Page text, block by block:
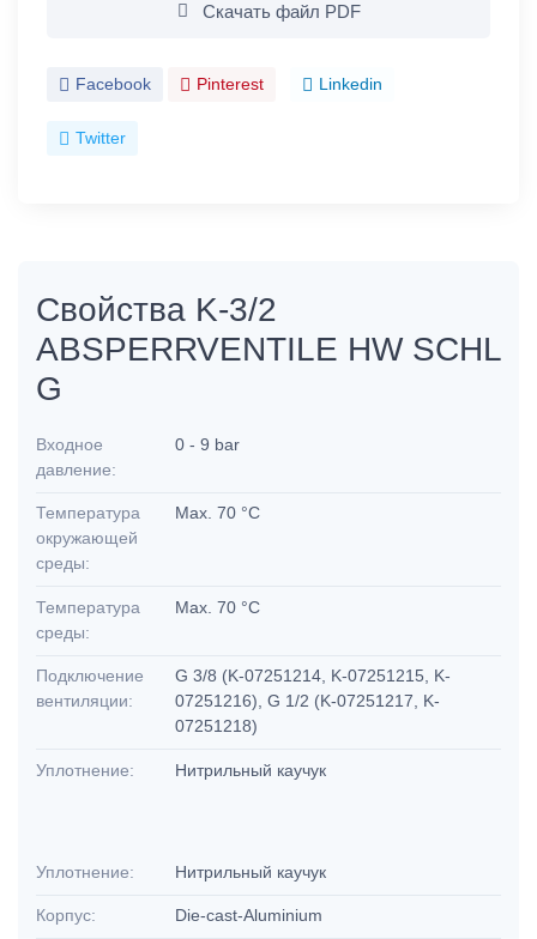
Скачать файл PDF
Facebook Pinterest Linkedin
Twitter
Свойства K-3/2
ABSPERRVENTILE HW SCHL
G
Входное
давление:
0 - 9 bar
Температура
окружающей
среды:
Max. 70 °C
Температура
среды:
Max. 70 °C
Подключение
вентиляции:
G 3/8 (K-07251214, K-07251215, K-
07251216), G 1/2 (K-07251217, K-
07251218)
Уплотнение: Нитрильный каучук
Уплотнение: Нитрильный каучук
Корпус: Die-cast-Aluminium